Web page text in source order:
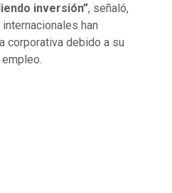
inversión”, señaló,
han
corporativa debido a su